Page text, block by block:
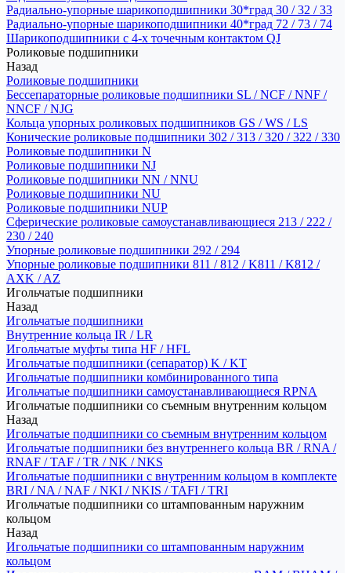
Радиально-упорные шарикоподшипники 30*град 30 / 32 / 33
Радиально-упорные шарикоподшипники 40*град 72 / 73 / 74
Шарикоподшипники с 4-х точечным контактом QJ
Роликовые подшипники
Назад
Роликовые подшипники
Бессепараторные роликовые подшипники SL / NCF / NNF /
NNCF / NJG
Кольца упорных роликовых подшипников GS / WS / LS
Конические роликовые подшипники 302 / 313 / 320 / 322 / 330
Роликовые подшипники N
Роликовые подшипники NJ
Роликовые подшипники NN / NNU
Роликовые подшипники NU
Роликовые подшипники NUP
Сферические роликовые самоустанавливающиеся 213 / 222 /
230 / 240
Упорные роликовые подшипники 292 / 294
Упорные роликовые подшипники 811 / 812 / K811 / K812 /
AXK / AZ
Игольчатые подшипники
Назад
Игольчатые подшипники
Внутренние кольца IR / LR
Игольчатые муфты типа HF / HFL
Игольчатые подшипники (сепаратор) K / KT
Игольчатые подшипники комбинированного типа
Игольчатые подшипники самоустанавливающиеся RPNA
Игольчатые подшипники со съемным внутренним кольцом
Назад
Игольчатые подшипники со съемным внутренним кольцом
Игольчатые подшипники без внутреннего кольца BR / RNA /
RNAF / TAF / TR / NK / NKS
Игольчатые подшипники с внутренним кольцом в комплекте
BRI / NA / NAF / NKI / NKIS / TAFI / TRI
Игольчатые подшипники со штампованным наружним
кольцом
Назад
Игольчатые подшипники со штампованным наружним
кольцом